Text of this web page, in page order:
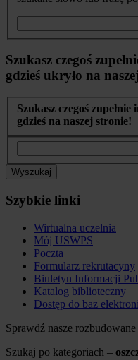
Szukasz czegoś
gdzieś ukryło na
Szukasz czegoś
gdzieś na naszej stronie!
Wyszukaj
Szybkie linki
Wirtualna uczelnia
Mój USWPS
Poczta
Formularz rekrutacyny
Biuletyn Informacji
Katalog biblioteczny
Dostęp do baz
Sprawdź nasze
Szukaj po kategoriach –